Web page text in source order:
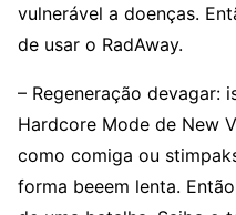
vulnerável a doenças.
de usar o RadAway.
– Regeneração devagar:
Hardcore Mode de New
como comiga ou
forma beeem lenta.